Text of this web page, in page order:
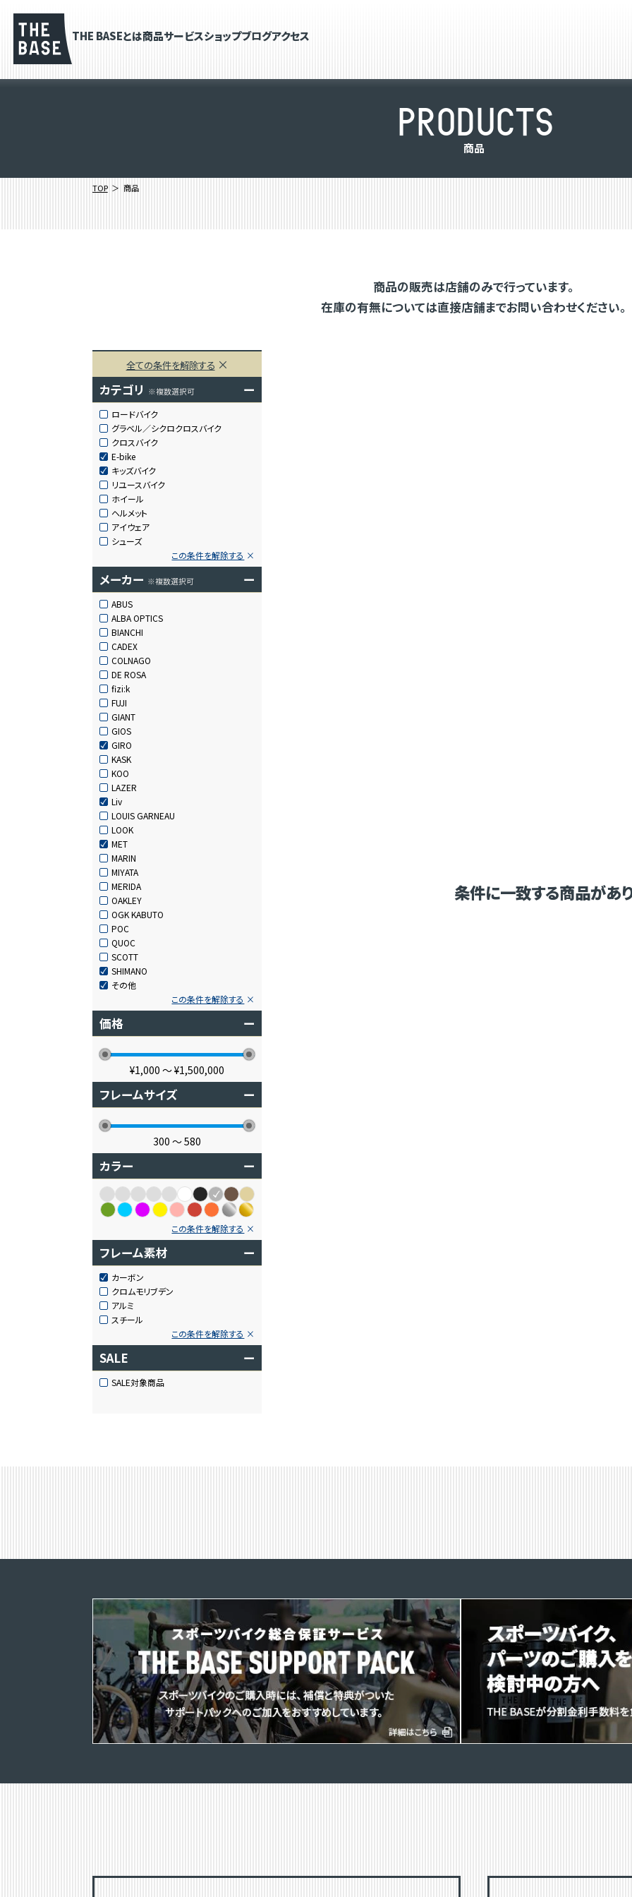
THE BASEとは商品サービスショップブログアクセス
PRODUCTS
商品
TOP 商品
商品の販売は店舗のみで行っています。
在庫の有無については直接店舗までお問い合わせください。
全ての条件を解除する
カテゴリ ※複数選択可 ー
ロードバイク
グラベル／シクロクロスバイク
クロスバイク
E-bike
キッズバイク
リユースバイク
ホイール
ヘルメット
アイウェア
シューズ
この条件を解除する
メーカー ※複数選択可 ー
ABUS
ALBA OPTICS
BIANCHI
CADEX
COLNAGO
DE ROSA
fizi:k
FUJI
GIANT
GIOS
GIRO
KASK
KOO
LAZER
Liv
LOUIS GARNEAU
LOOK
MET
MARIN
MIYATA
MERIDA
OAKLEY
OGK KABUTO
POC
QUOC
SCOTT
SHIMANO
その他
この条件を解除する
価格 ー
¥1,000 〜¥1,500,000
フレームサイズ ー
300 〜580
カラー ー
この条件を解除する
フレーム素材 ー
カーボン
クロムモリブデン
アルミ
スチール
この条件を解除する
SALE ー
SALE対象商品
条件に一致する商品があ